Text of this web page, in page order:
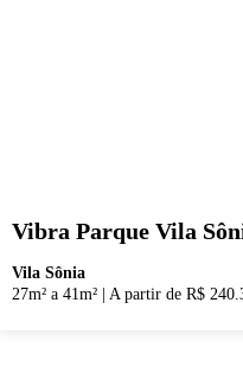
Vibra Parque Vila
Vila Sônia
27m² a 41m²
A partir de R$